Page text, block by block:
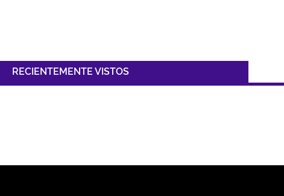
RECIENTEMENTE VISTOS